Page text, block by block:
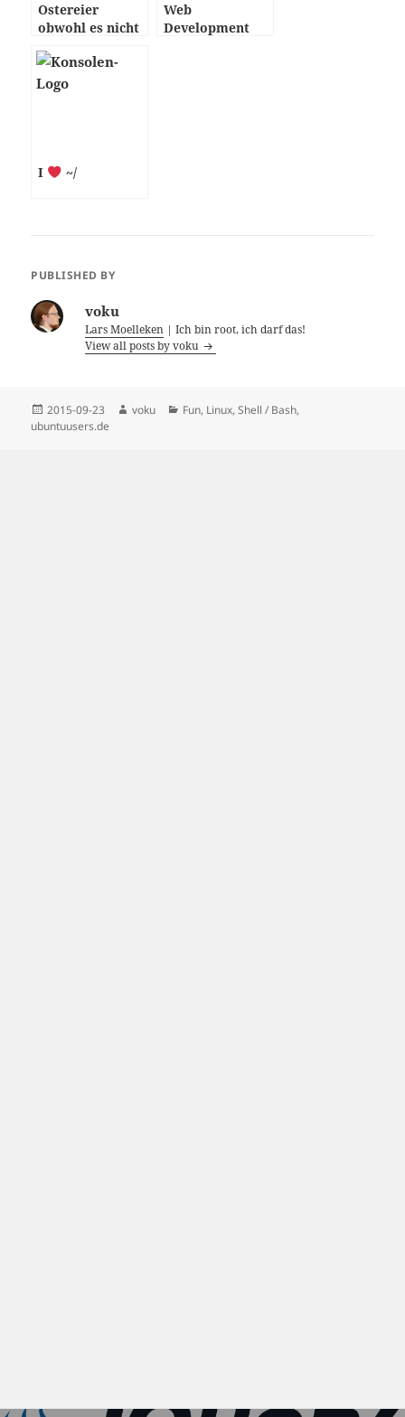
Ostereier
obwohl es nicht
Web
Development
I ~/
PUBLISHED BY
voku
Lars Moelleken | Ich bin root, ich darf das!
View all posts by voku
Posted
on
2015-09-23 Author
voku Categories
Fun, Linux,Shell / Bash,
ubuntuusers.de